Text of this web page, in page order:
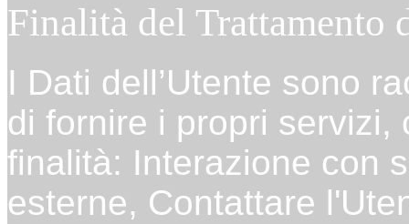
Finalità del Trattamento
I Dati dell’Utente sono
di fornire i propri
finalità: Interazione con
esterne, Contattare